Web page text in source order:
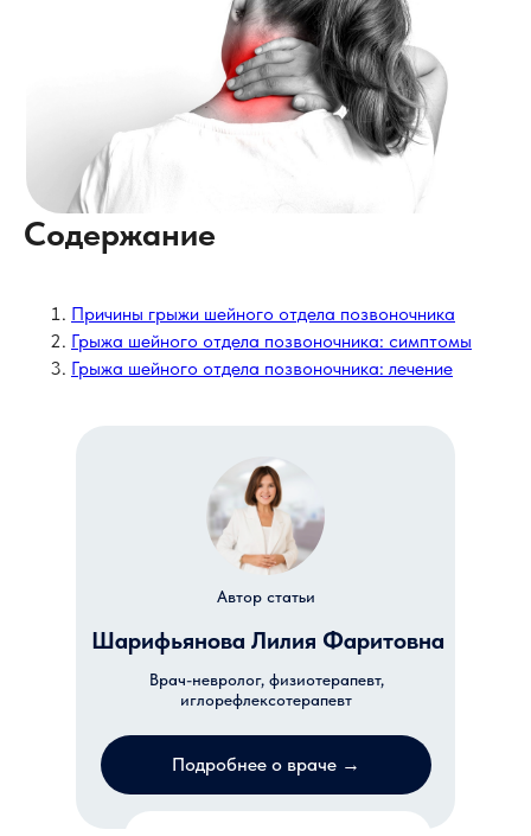
Содержание
Причины грыжи шейного отдела позвоночника
Грыжа шейного отдела позвоночника: симптомы
Грыжа шейного отдела позвоночника: лечение
Врач-невролог, физиотерапевт,
иглорефлексотерапевт
Автор статьи
Шарифьянова Лилия Фаритовна
Подробнее о враче →